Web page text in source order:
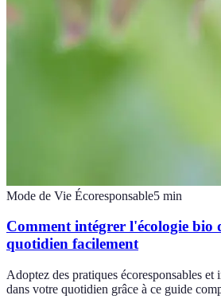
Mode de Vie Écoresponsable5 min
Comment intégrer l'écologie bio
quotidien facilement
Adoptez des pratiques écoresponsables
dans votre quotidien grâce à ce guide